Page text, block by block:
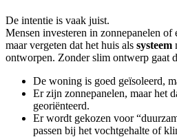
De intentie is vaak juist.
Mensen investeren in zonnepanelen of
maar vergeten dat het huis als systeem
ontworpen. Zonder slim ontwerp gaat
De woning is goed geïsoleerd,
Er zijn zonnepanelen, maar het
georiënteerd.
Er wordt gekozen voor
passen bij het vochtgehalte of